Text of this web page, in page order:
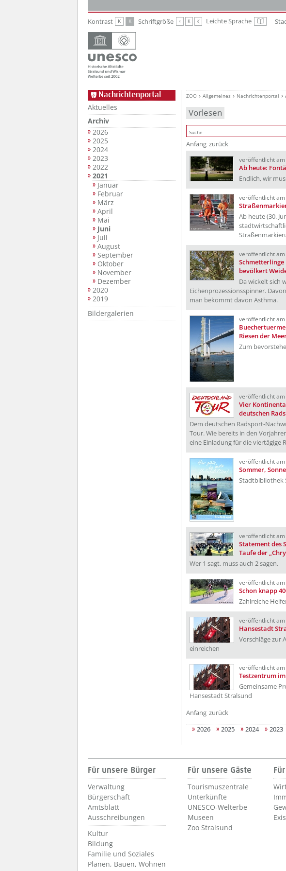
Kontrast K K Schriftgröße K K K Leichte Sprache Leichte
Nachrichtenportal
Aktuelles
Archiv
2026
2025
2024
2023
2022
2021
Januar
Februar
März
April
Mai
Juni
Juli
August
September
Oktober
November
Dezember
2020
2019
Bildergalerien
ZOO Allgemeines Nachrichtenportal
Vorlesen
Anfang zurück
veröffentlicht am
Ab heute:
Endlich, wir
veröffentlicht am
Ab heute (30.
veröffentlicht am
bevölkert
Da wickelt sich
Eichenprozessionsspinner.
man bekommt davon Asthma.
veröffentlicht am
Riesen der
Zum
veröffentlicht am
Vier
deutschen
Dem deutschen Radsport-
Tour. Wie bereits in den
eine Einladung für die viertägige
veröffentlicht am
Sommer,
Stadtbibliothek
veröffentlicht am
Statement des
Taufe der
Wer 1 sagt, muss auch 2 sagen.
veröffentlicht am
Schon knapp
Zahlreiche
veröffentlicht am
Hansestadt
Vorschläge zur
einreichen
veröffentlicht am
Testzentrum
Gemeinsame
Hansestadt Stralsund
Anfang zurück
2026
2025 2024 2023
Für unsere Bürger
Verwaltung
Bürgerschaft
Amtsblatt
Ausschreibungen
Kultur
Bildung
Familie und Soziales
Planen, Bauen, Wohnen
Für unsere Gäste
Tourismuszentrale
Unterkünfte
UNESCO-Welterbe
Museen
Zoo Stralsund